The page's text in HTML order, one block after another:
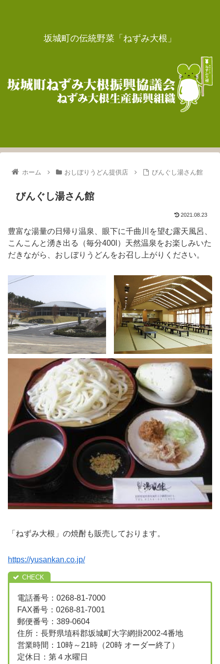
坂城町の伝統野菜「ねずみ大根」
ホーム おしぼりうどん提供店 びんぐし湯さん館
びんぐし湯さん館
2021.08.23
豊富な湯量の日帰り温泉、眼下に千曲川を望む露天風呂、
こんこんと湧き出る（毎分400l）天然温泉をお楽しみいた
だきながら、おしぼりうどんをお召し上がりください。
「ねずみ大根」の焼酎も販売しております。
https://yusankan.co.jp/
電話番号：0268-81-7000
FAX番号：0268-81-7001
郵便番号：389-0604
住所：長野県埴科郡坂城町大字網掛2002‐4番地
営業時間：10時～21時（20時 オーダー終了）
定休日：第４水曜日